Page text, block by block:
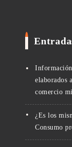
elaborados
comercio
¿Es los
Consumo